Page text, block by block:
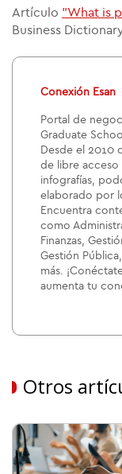
Artículo "What is
Business
Conexión Esan
Portal de
Graduate
Desde el 2010
de libre acceso
infografías,
elaborado por
Encuentra
como
Finanzas,
Gestión
más.
aumenta tu
Otros